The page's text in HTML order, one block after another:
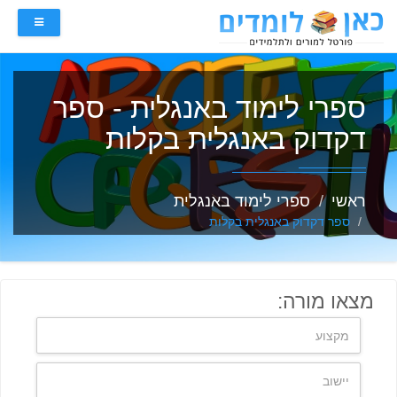
ספרי לימוד באנגלית - ספר
דקדוק באנגלית בקלות
ראשי ספרי לימוד באנגלית
ספר דקדוק באנגלית בקלות
מצאו מורה: